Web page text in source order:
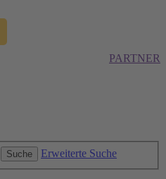
PARTNER
Suche Erweiterte Suche